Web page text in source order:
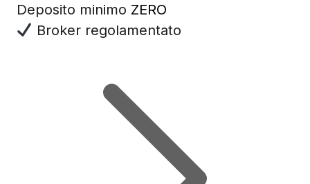
Deposito minimo ZERO
Broker regolamentato